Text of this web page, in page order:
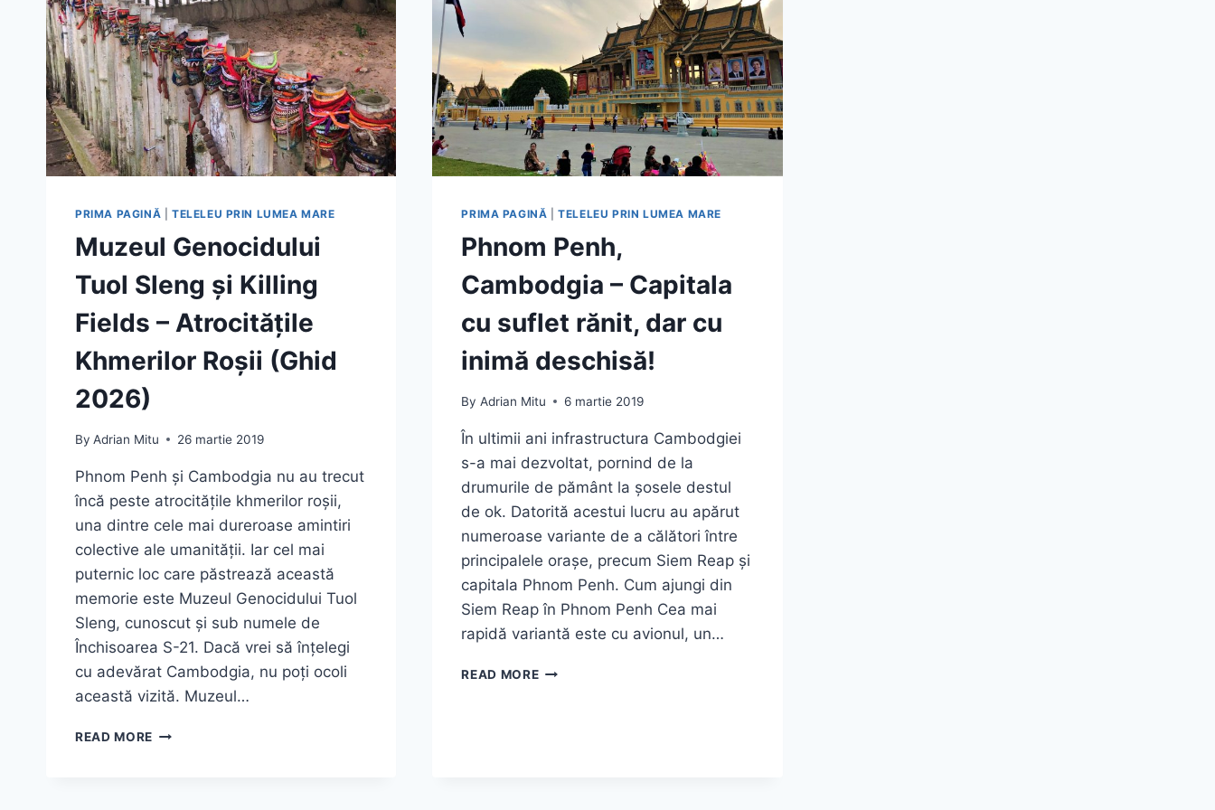
PRIMA PAGINĂ TELELEU PRIN LUMEA MARE
Muzeul Genocidului
Tuol Sleng și Killing
Fields – Atrocitățile
Khmerilor Roșii (Ghid
2026)
By Adrian Mitu 26 martie 2019
Phnom Penh și Cambodgia nu au trecut
încă peste atrocitățile khmerilor roșii,
una dintre cele mai dureroase amintiri
colective ale umanității. Iar cel mai
puternic loc care păstrează această
memorie este Muzeul Genocidului Tuol
Sleng, cunoscut și sub numele de
Închisoarea S-21. Dacă vrei să înțelegi
cu adevărat Cambodgia, nu poți ocoli
această vizită. Muzeul…
READ MORE MUZEUL
PRIMA PAGINĂ |TELELEU PRIN LUMEA MARE
Phnom Penh,
Cambodgia – Capitala
cu suflet rănit, dar cu
inimă deschisă!
By Adrian Mitu 6 martie 2019
În ultimii ani infrastructura Cambodgiei
s-a mai dezvoltat, pornind de la
drumurile de pământ la șosele destul
de ok. Datorită acestui lucru au apărut
numeroase variante de a călători între
principalele orașe, precum Siem Reap și
capitala Phnom Penh. Cum ajungi din
Siem Reap în Phnom Penh Cea mai
rapidă variantă este cu avionul, un…
READ MOREPHNOM